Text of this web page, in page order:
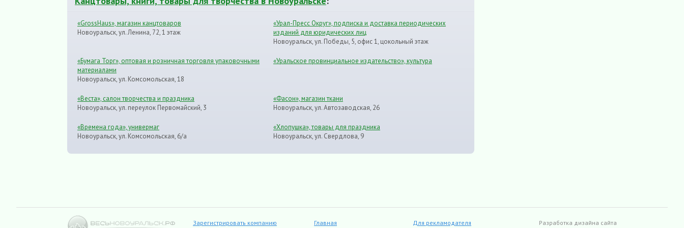
«GrossHaus», магазин канцтоваров
Новоуральск, ул. Ленина, 72, 1 этаж
«Урал-Пресс Округ», подписка и доставка периодических
изданий для юридических лиц
Новоуральск, ул. Победы, 5, офис 1, цокольный этаж
«Бумага Торг», оптовая и розничная торговля упаковочными
материалами
Новоуральск, ул. Комсомольская, 18
«Уральское провинциальное издательство», культура
«Веста», салон творчества и праздника
Новоуральск, ул. переулок Первомайский, 3
«Фасон», магазин ткани
Новоуральск, ул. Автозаводская, 26
«Времена года», универмаг
Новоуральск, ул. Комсомольская, 6/а
«Хлопушка», товары для праздника
Новоуральск, ул. Свердлова, 9
Зарегистрировать компанию
Главная
Для рекламодателя
Разработка дизайна сайта